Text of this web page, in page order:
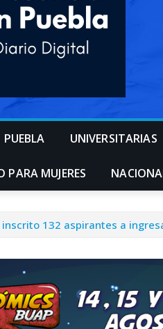
PUEBLA UNIVERSITARIAS
PARA MUJERES
132 aspirantes a